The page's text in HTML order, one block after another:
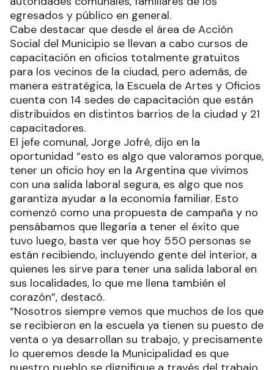
egresados y público en general.
Cabe destacar que desde el área de Acción
Social del Municipio se llevan a cabo cursos de
capacitación en oficios totalmente gratuitos
para los vecinos de la ciudad, pero además, de
manera estratégica, la Escuela de Artes y Oficios
cuenta con 14 sedes de capacitación que están
distribuidos en distintos barrios de la ciudad y 21
capacitadores.
El jefe comunal, Jorge Jofré, dijo en la
oportunidad “esto es algo que valoramos porque,
tener un oficio hoy en la Argentina que vivimos
con una salida laboral segura, es algo que nos
garantiza ayudar a la economía familiar. Esto
comenzó como una propuesta de campaña y no
pensábamos que llegaría a tener el éxito que
tuvo luego, basta ver que hoy 550 personas se
están recibiendo, incluyendo gente del interior, a
quienes les sirve para tener una salida laboral en
sus localidades, lo que me llena también el
corazón”, destacó.
“Nosotros siempre vemos que muchos de los que
se recibieron en la escuela ya tienen su puesto de
venta o ya desarrollan su trabajo, y precisamente
lo queremos desde la Municipalidad es que